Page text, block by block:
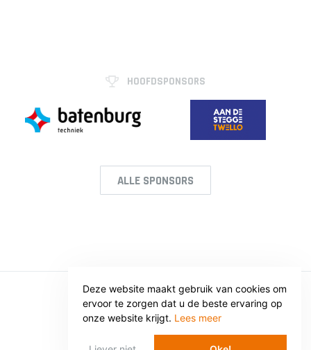
Deze website maakt gebruik van cookies om
ervoor te zorgen dat u de beste ervaring op
onze website krijgt. Lees meer
HOOFDSPONSORS
ALLE SPONSORS
© SV VOORWAARTS TWELLO